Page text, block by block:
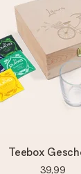
Teebox
39,99